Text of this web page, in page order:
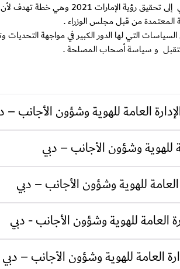
تسعى الإدارة العامة للهوية
السياسات التي لها الدور الكبير في مواجهة
و سياسة أصحاب المصلحة .
العامة للهوية وشؤون الأجانب –
للهوية وشؤون الأجانب – دبي
للهوية وشؤون الأجانب – دبي
للهوية وشؤون الأجانب - دبي
العامة للهوية وشؤون الأجانب – دبي